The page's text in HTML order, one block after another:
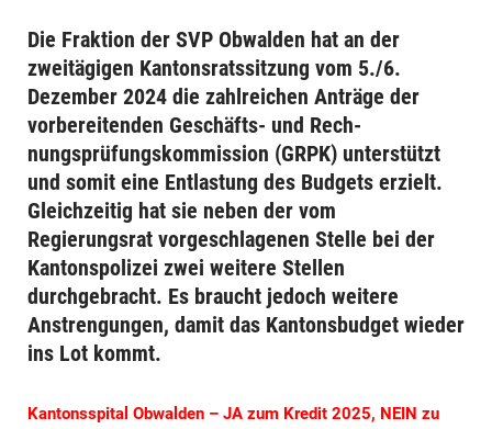
Die Fraktion der SVP Obwalden hat an der
zweitägigen Kantonsratssitzung vom 5./6.
Dezember 2024 die zahlreichen Anträge der
vorbereitenden Geschäfts- und Rech-
nungsprüfungskommission (GRPK) unterstützt
und somit eine Entlastung des Budgets erzielt.
Gleichzeitig hat sie neben der vom
Regierungsrat vorgeschlagenen Stelle bei der
Kantonspolizei zwei weitere Stellen
durchgebracht. Es braucht jedoch weitere
Anstrengungen, damit das Kantonsbudget wieder
ins Lot kommt.
Kantonsspital Obwalden – JA zum Kredit 2025, NEIN zu